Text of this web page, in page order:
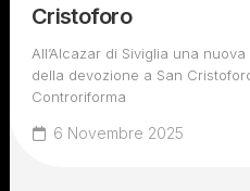
Cristoforo
All’Alcazar di Siviglia una
della devozione a San
Controriforma
6 Novembre 2025